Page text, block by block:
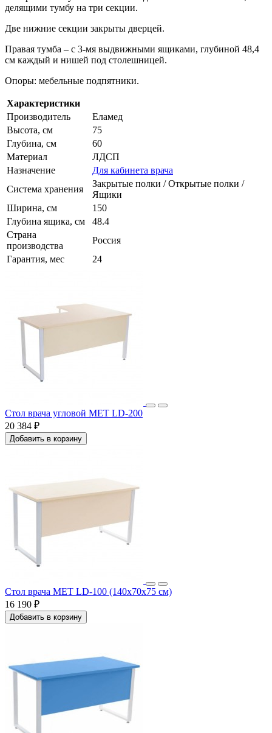
делящими тумбу на три секции.
Две нижние секции закрыты дверцей.
Правая тумба – с 3-мя выдвижными ящиками, глубиной 48,4
см каждый и нишей под столешницей.
Опоры: мебельные подпятники.
Характеристики
Производитель
Еламед
Высота, см
75
Глубина, см
60
Материал
ЛДСП
Назначение
Для кабинета врача
Система хранения
Закрытые полки / Открытые полки /
Ящики
Ширина, см
150
Глубина ящика, см
48.4
Страна
производства
Россия
Гарантия, мес
24
Стол врача угловой MET LD-200
20 384 ₽
Добавить в корзину
Стол врача MET LD-100 (140х70х75 см)
16 190 ₽
Добавить в корзину